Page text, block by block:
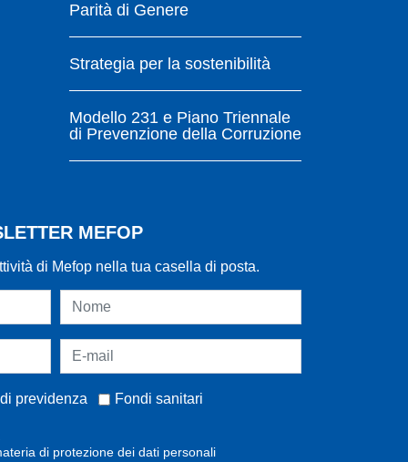
Parità di Genere
Strategia per la sostenibilità
Modello 231 e Piano Triennale
di Prevenzione della Corruzione
MEFOP
di Mefop nella tua casella di posta.
previdenza Fondi sanitari
di protezione dei dati personali